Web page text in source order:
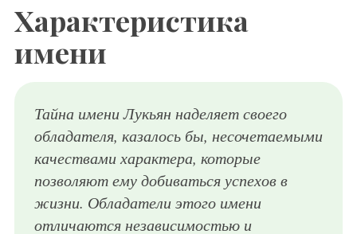
Характеристика
имени
Тайна имени Лукьян наделяет своего
обладателя, казалось бы, несочетаемыми
качествами характера, которые
позволяют ему добиваться успехов в
жизни. Обладатели этого имени
отличаются независимостью и